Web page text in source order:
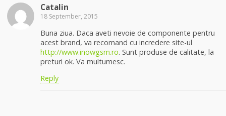
Catalin
18 September, 2015
Buna ziua. Daca aveti nevoie de componente pentru
acest brand, va recomand cu incredere site-ul
http://www.inowgsm.ro. Sunt produse de calitate, la
preturi ok. Va multumesc.
Reply